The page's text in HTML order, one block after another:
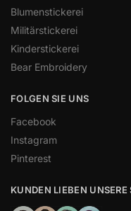
Blumenstickerei
Militärstickerei
Kinderstickerei
Bear Embroidery
FOLGEN SIE UNS
Facebook
Instagram
Pinterest
KUNDEN LIEBEN